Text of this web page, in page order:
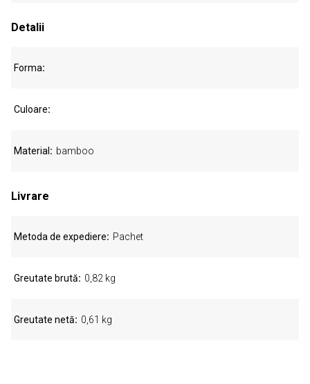
Detalii
Forma
Culoare
Material bamboo
Livrare
Metoda de expediere Pachet
Greutate brută 0,82 kg
Greutate netă 0,61 kg